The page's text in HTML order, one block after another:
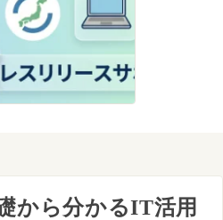
から分かるIT活用